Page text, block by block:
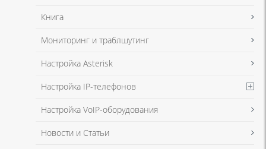
Книга
Мониторинг и траблшутинг
Настройка Asterisk
Настройка IP-телефонов
Настройка VoIP-оборудования
Новости и Статьи